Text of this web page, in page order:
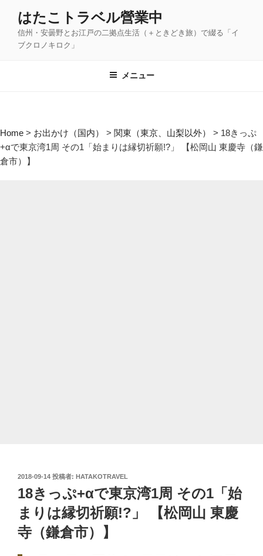
プ
はたこトラベル營業中
信州・安曇野とお江戸の二拠点生活（＋ときどき旅）で綴る「イ
ブクロノキロク」
メニュー
Home > お出かけ（国内） > 関東（東京、山梨以外） > 18きっぷ
+αで東京湾1周 その1「始まりは縁切祈願!?」 【松岡山 東慶寺（鎌
倉市）】
投
日:
2018-09-14 投稿者: HATAKOTRAVEL
18きっぷ+αで東京湾1周 その1「始
まりは縁切祈願!?」 【松岡山 東慶
寺（鎌倉市）】